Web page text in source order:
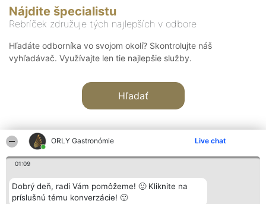
ORLY Gastronómie Live chat
01:09
Dobrý deň, radi Vám pomôžeme! 🙂 Kliknite na
príslušnú tému konverzácie! 🙂
Nájdite špecialistu
Rebríček združuje tých najlepších v odbore
Hľadáte odborníka vo svojom okolí? Skontrolujte náš
vyhľadávač. Využívajte len tie najlepšie služby.
Hľadať
Organizátor hodnotenia
Bright Side Solutions sp. z o.
o. sp. k.
Hodnotenie
Laureáti
Lista
Kontakt
Kontakt